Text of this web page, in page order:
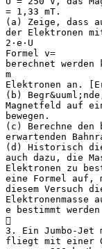
= 1,33 mT.
(a) Zeige, dass
der Elektronen
2⋅e⋅U
Formel v=
berechnet
m
Elektronen an.
(b)
Magnetfeld auf
bewegen.
(c) Berechne den
erwartenden
(d) Historisch
auch dazu, die
Elektronen zu
eine Formel auf,
diesem Versuch
Elektronenmasse
e bestimmt

3. Ein Jumbo-Jet
fliegt mit einer